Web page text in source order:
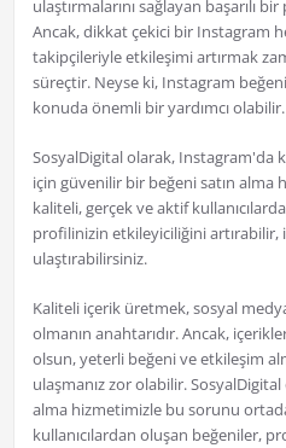
ulaştırmalarını sağlayan başarılı
Ancak, dikkat çekici bir Instagram
takipçileriyle etkileşimi artırmak
süreçtir. Neyse ki, Instagram
konuda önemli bir yardımcı olabilir.
SosyalDigital olarak, Instagram'da
için güvenilir bir beğeni satın alma
kaliteli, gerçek ve aktif
profilinizin etkileyiciliğini artırabilir,
ulaştırabilirsiniz.
Kaliteli içerik üretmek, sosyal
olmanın anahtarıdır. Ancak,
olsun, yeterli beğeni ve etkileşim
ulaşmanız zor olabilir.
alma hizmetimizle bu sorunu
kullanıcılardan oluşan beğeniler,